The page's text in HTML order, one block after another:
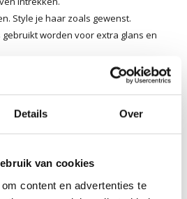
Details Over
van cookies
content en advertenties te
Style je haar zoals gewenst.
gebruikt worden voor extra glans en
voor het föhnen of stylen of
extra glans en zachtheid. Voor een
door kun je een kleine
voor een complete